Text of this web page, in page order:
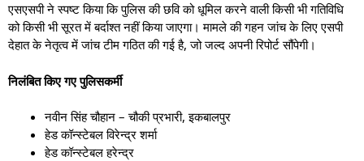
एसएसपी ने स्पष्ट किया कि पुलिस की छवि को धूमिल करने वाली किसी भी गतिविधि
को किसी भी सूरत में बर्दाश्त नहीं किया जाएगा। मामले की गहन जांच के लिए एसपी
देहात के नेतृत्व में जांच टीम गठित की गई है, जो जल्द अपनी रिपोर्ट सौंपेगी।
निलंबित किए गए पुलिसकर्मी
नवीन सिंह चौहान – चौकी प्रभारी, इकबालपुर
हेड कॉन्स्टेबल विरेन्द्र शर्मा
हेड कॉन्स्टेबल हरेन्द्र